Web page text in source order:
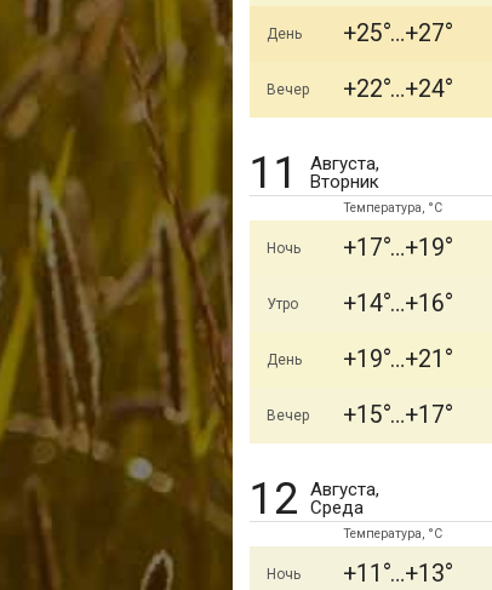
День +25 +27
Вечер +22 +24
11
Августа,
Вторник
Температура, °C
Ночь +17 +19
Утро +14 +16
День +19 +21
Вечер +15 +17
12
Августа,
Среда
Температура, °C
Ночь +11 +13